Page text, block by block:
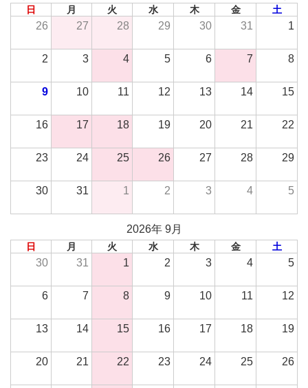
日 月 火 水 木 金 土
26 27 28 29 30 31 1
2 3 4 5 6 7 8
9 10 11 12 13 14 15
16 17 18 19 20 21 22
23 24 25 26 27 28 29
30 31 1 2 3 4 5
2026年 9月
日 月 火 水 木 金 土
30 31 1 2 3 4 5
6 7 8 9 10 11 12
13 14 15 16 17 18 19
20 21 22 23 24 25 26